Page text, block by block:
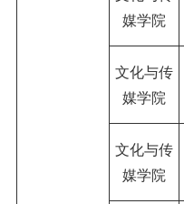
媒学院
文化与传
媒学院
文化与传
媒学院